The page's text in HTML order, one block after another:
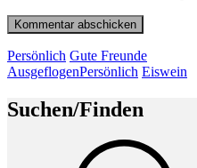
Beitragsnavigation
Vorheriger
Beitrag
Persönlich Gute Freunde
Nächster
AusgeflogenPersönlich Eiswein
Suchen/Finden